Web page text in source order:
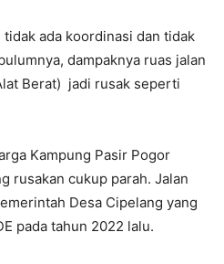
ada koordinasi dan tidak
dampaknya ruas jalan
Berat) jadi rusak seperti
Kampung Pasir Pogor
rusakan cukup parah. Jalan
Desa Cipelang yang
pada tahun 2022 lalu.